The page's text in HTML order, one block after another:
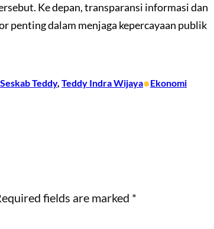
Ke depan, transparansi informasi dan
penting dalam menjaga kepercayaan publik
Seskab Teddy, Teddy Indra Wijaya•Ekonomi
fields are marked *